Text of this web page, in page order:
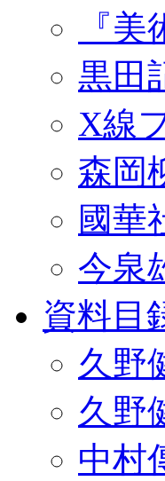
『
黒田
X線
森岡
國華
今泉
資料目
久野
久野
中村